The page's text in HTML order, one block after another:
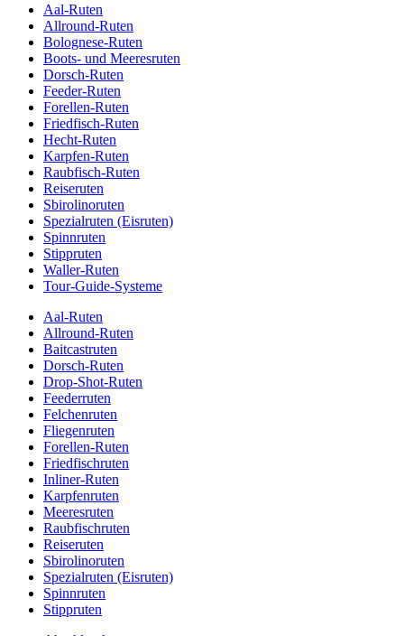
Aal-Ruten
Allround-Ruten
Bolognese-Ruten
Boots- und Meeresruten
Dorsch-Ruten
Feeder-Ruten
Forellen-Ruten
Friedfisch-Ruten
Hecht-Ruten
Karpfen-Ruten
Raubfisch-Ruten
Reiseruten
Sbirolinoruten
Spezialruten (Eisruten)
Spinnruten
Stippruten
Waller-Ruten
Tour-Guide-Systeme
Aal-Ruten
Allround-Ruten
Baitcastruten
Dorsch-Ruten
Drop-Shot-Ruten
Feederruten
Felchenruten
Fliegenruten
Forellen-Ruten
Friedfischruten
Inliner-Ruten
Karpfenruten
Meeresruten
Raubfischruten
Reiseruten
Sbirolinoruten
Spezialruten (Eisruten)
Spinnruten
Stippruten